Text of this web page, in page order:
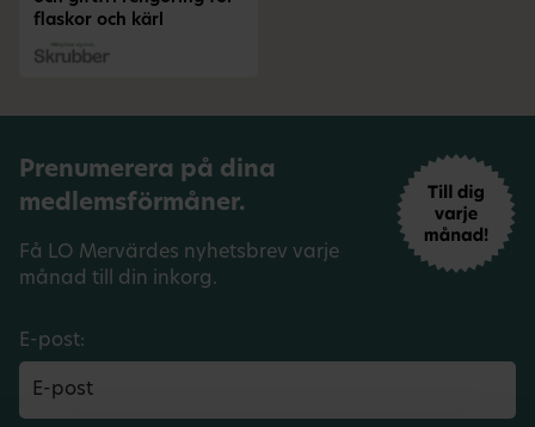
flaskor och kärl
Prenumerera på dina
medlemsförmåner.
Få LO Mervärdes nyhetsbrev varje
månad till din inkorg.
E-post: